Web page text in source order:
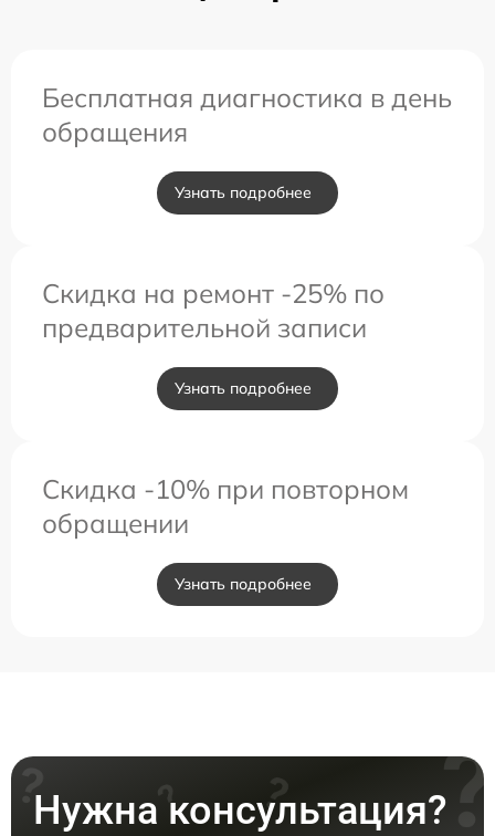
Бесплатная диагностика в день
обращения
Узнать подробнее
Скидка на ремонт -25% по
предварительной записи
Узнать подробнее
Скидка -10% при повторном
обращении
Узнать подробнее
Нужна консультация?